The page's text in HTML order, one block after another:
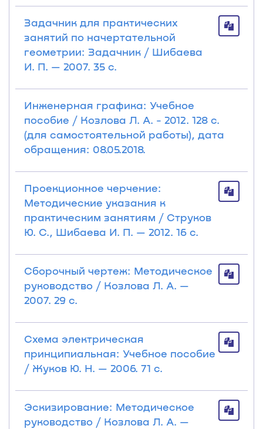
Задачник для практических
занятий по начертательной
геометрии: Задачник / Шибаева
И. П. — 2007. 35 с.
Инженерная графика: Учебное
пособие / Козлова Л. А. - 2012. 128 с.
(для самостоятельной работы), дата
обращения: 08.05.2018.
Проекционное черчение:
Методические указания к
практическим занятиям / Струков
Ю. С., Шибаева И. П. — 2012. 16 с.
Сборочный чертеж: Методическое
руководство / Козлова Л. А. —
2007. 29 с.
Схема электрическая
принципиальная: Учебное пособие
/ Жуков Ю. Н. — 2006. 71 с.
Эскизирование: Методическое
руководство / Козлова Л. А. —